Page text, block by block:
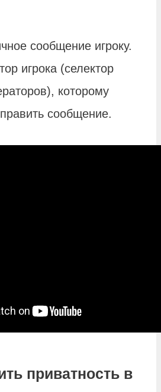
сообщение игроку.
игрока (селектор
которому
сообщение.
приватность в